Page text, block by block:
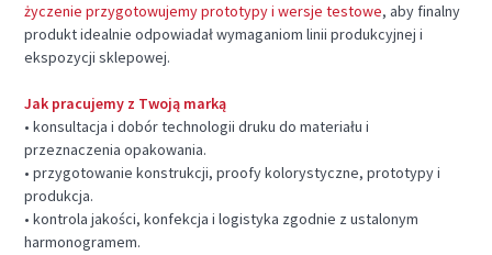
życzenie przygotowujemy prototypy i wersje testowe, aby finalny
produkt idealnie odpowiadał wymaganiom linii produkcyjnej i
ekspozycji sklepowej.
Jak pracujemy z Twoją marką
• konsultacja i dobór technologii druku do materiału i
przeznaczenia opakowania.
• przygotowanie konstrukcji, proofy kolorystyczne, prototypy i
produkcja.
• kontrola jakości, konfekcja i logistyka zgodnie z ustalonym
harmonogramem.